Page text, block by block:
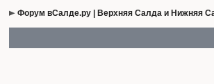
Форум вСалде.ру | Верхняя Салда и Нижняя